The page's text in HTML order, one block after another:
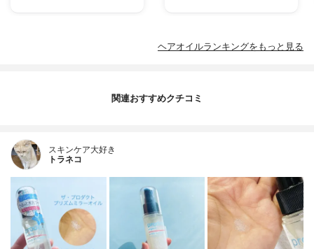
ヘアオイルランキングをもっと見る
関連おすすめクチコミ
スキンケア大好き
トラネコ